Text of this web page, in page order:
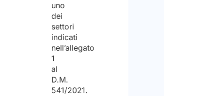
uno
dei
settori
indicati
nell’allegato
1
al
D.M.
541/2021.